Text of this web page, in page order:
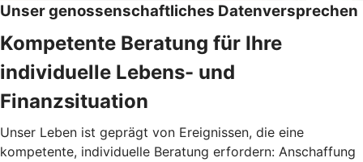
Unser genossenschaftliches Datenversprechen
Kompetente Beratung für Ihre
individuelle Lebens- und
Finanzsituation
Unser Leben ist geprägt von Ereignissen, die eine
kompetente, individuelle Beratung erfordern: Anschaffung